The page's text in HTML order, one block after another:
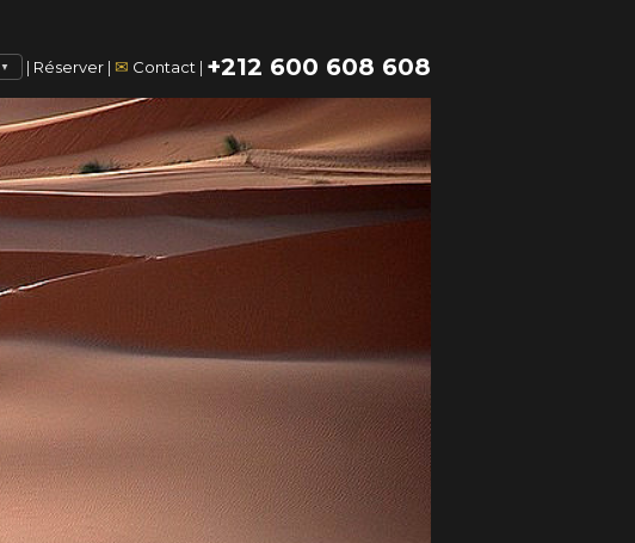
▼ | Réserver | ✉ Contact | +212 600 608 608